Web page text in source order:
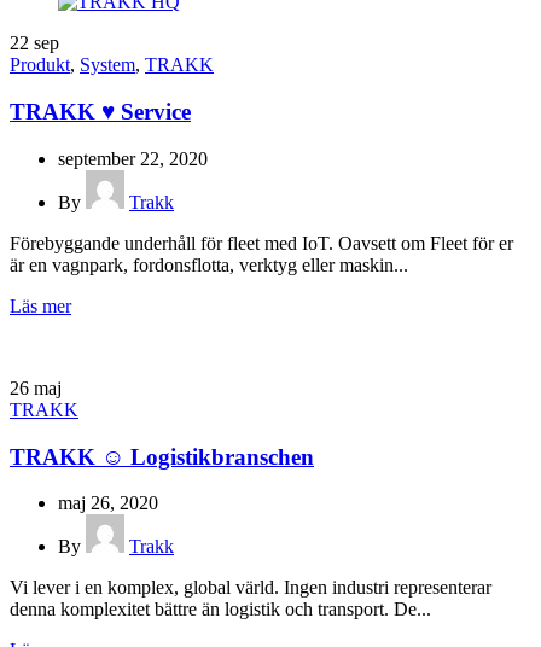
22 sep
Produkt, System, TRAKK
TRAKK ♥ Service
september 22, 2020
By
Trakk
Förebyggande underhåll för fleet med IoT. Oavsett om Fleet för er
är en vagnpark, fordonsflotta, verktyg eller maskin...
Läs mer
26 maj
TRAKK
TRAKK ☺ Logistikbranschen
maj 26, 2020
By
Trakk
Vi lever i en komplex, global värld. Ingen industri representerar
denna komplexitet bättre än logistik och transport. De...